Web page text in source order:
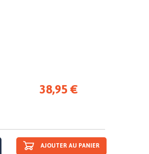
38,95 €
AJOUTER AU PANIER